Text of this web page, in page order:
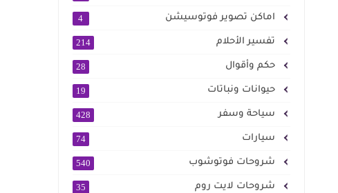
اماكن تصوير فوتوسيشن 4
تفسير الأحلام 214
حكم وأقوال 28
حيوانات ونباتات 19
سياحة وسفر 428
سيارات 74
شروحات فوتوشوب 540
شروحات لايت روم 35